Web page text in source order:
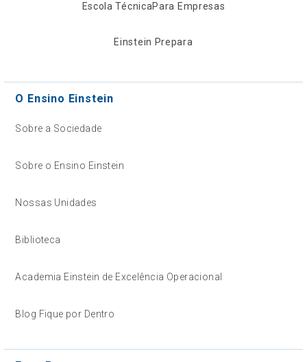
Escola TécnicaPara Empresas
Einstein Prepara
O Ensino Einstein
Sobre a Sociedade
Sobre o Ensino Einstein
Nossas Unidades
Biblioteca
Academia Einstein de Excelência Operacional
Blog Fique por Dentro